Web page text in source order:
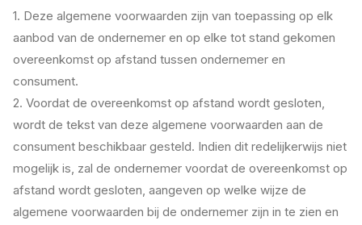
1. Deze algemene voorwaarden zijn van toepassing op elk
aanbod van de ondernemer en op elke tot stand gekomen
overeenkomst op afstand tussen ondernemer en
consument.
2. Voordat de overeenkomst op afstand wordt gesloten,
wordt de tekst van deze algemene voorwaarden aan de
consument beschikbaar gesteld. Indien dit redelijkerwijs niet
mogelijk is, zal de ondernemer voordat de overeenkomst op
afstand wordt gesloten, aangeven op welke wijze de
algemene voorwaarden bij de ondernemer zijn in te zien en